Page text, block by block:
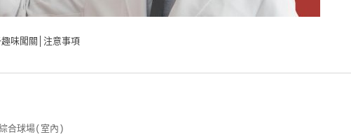
味闖關│注意事項
合球場(室內)